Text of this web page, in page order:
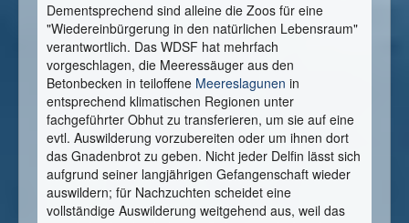
Dementsprechend sind alleine die Zoos für eine
"Wiedereinbürgerung in den natürlichen Lebensraum"
verantwortlich. Das WDSF hat mehrfach
vorgeschlagen, die Meeressäuger aus den
Betonbecken in teiloffene Meereslagunen in
entsprechend klimatischen Regionen unter
fachgeführter Obhut zu transferieren, um sie auf eine
evtl. Auswilderung vorzubereiten oder um ihnen dort
das Gnadenbrot zu geben. Nicht jeder Delfin lässt sich
aufgrund seiner langjährigen Gefangenschaft wieder
auswildern; für Nachzuchten scheidet eine
vollständige Auswilderung weitgehend aus, weil das